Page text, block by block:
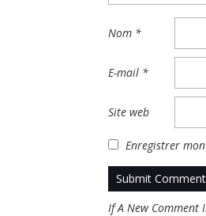
Nom *
E-mail *
Site web
Enregistrer
If A New Comment